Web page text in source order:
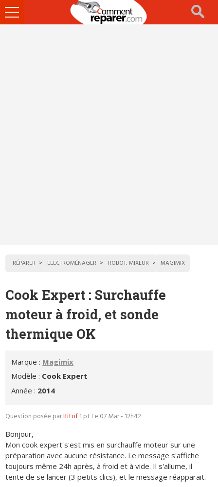
Ouvrir
le
RÉPARER ELECTROMÉNAGER ROBOT, MIXEUR MAGIMIX
Cook Expert : Surchauffe
moteur à froid, et sonde
thermique OK
Marque : Magimix
Modèle : Cook Expert
Année : 2014
Question posée parKitof1 pt Le 07 Mar - 12h42
Bonjour,
Mon cook expert s'est mis en surchauffe moteur sur une
préparation avec aucune résistance. Le message s'affiche
toujours même 24h après, à froid et à vide. Il s'allume, il
tente de se lancer (3 petits clics), et le message réapparait.